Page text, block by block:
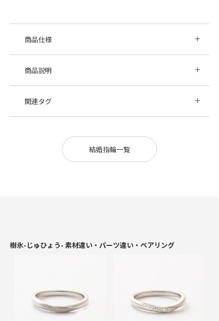
商品仕様
商品説明
関連タグ
結婚指輪一覧
樹氷-じゅひょう- 素材違い・パーツ違い・ペアリング